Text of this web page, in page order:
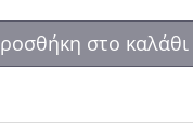
στο καλάθι